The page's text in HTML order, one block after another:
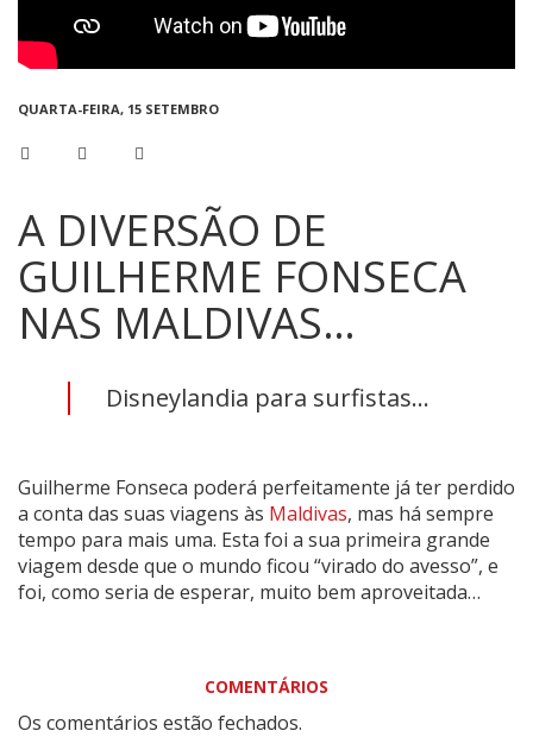
QUARTA-FEIRA, 15 SETEMBRO
A DIVERSÃO DE
GUILHERME FONSECA
NAS MALDIVAS…
Disneylandia para surfistas...
Guilherme Fonseca poderá perfeitamente já ter perdido
a conta das suas viagens às Maldivas, mas há sempre
tempo para mais uma. Esta foi a sua primeira grande
viagem desde que o mundo ficou “virado do avesso”, e
foi, como seria de esperar, muito bem aproveitada…
COMENTÁRIOS
Os comentários estão fechados.